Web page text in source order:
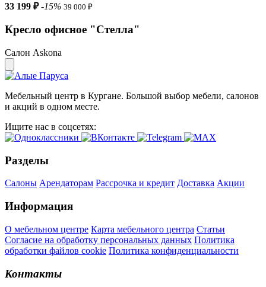
33 199 ₽ -15% 39 000 ₽
Кресло офисное "Стелла"
Салон Askona
Мебельный центр в Кургане. Большой выбор мебели, салонов
и акций в одном месте.
Ищите нас в соцсетях:
Разделы
Салоны Арендаторам Рассрочка и кредит Доставка Акции
Информация
О мебельном центре Карта мебельного центра Статьи
Согласие на обработку персональных данных Политика
обработки файлов cookie Политика конфиденциальности
Контакты